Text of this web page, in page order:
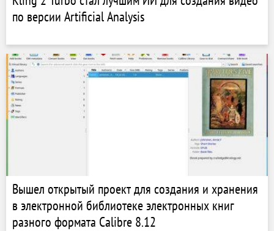
по версии Artificial Analysis
Вышел открытый проект для создания и хранения
в электронной библиотеке электронных книг
разного формата Calibre 8.12